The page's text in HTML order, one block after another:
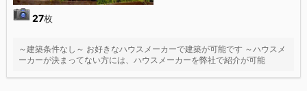
27枚
～建築条件なし～ お好きなハウスメーカーで建築が可能です ～ハウスメ
ーカーが決まってない方には、ハウスメーカーを弊社で紹介が可能